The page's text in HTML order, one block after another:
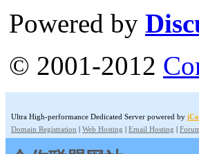
Powered by
© 2001-2012
Ultra High-performance Dedicated Server powered by
Domain Registration | Web Hosting | Email Hosting |